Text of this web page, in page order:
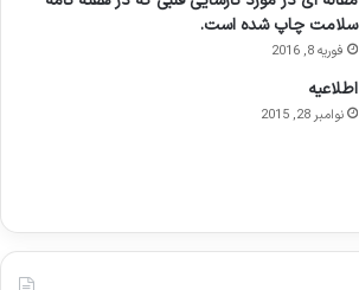
سلامت چاپ شده است.
فوریه 8, 2016
اطلاعيه
نوامبر 28, 2015